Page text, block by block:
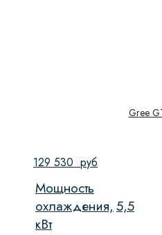
Gree
129 530 руб
Мощность
охлаждения,
кВт
5,5